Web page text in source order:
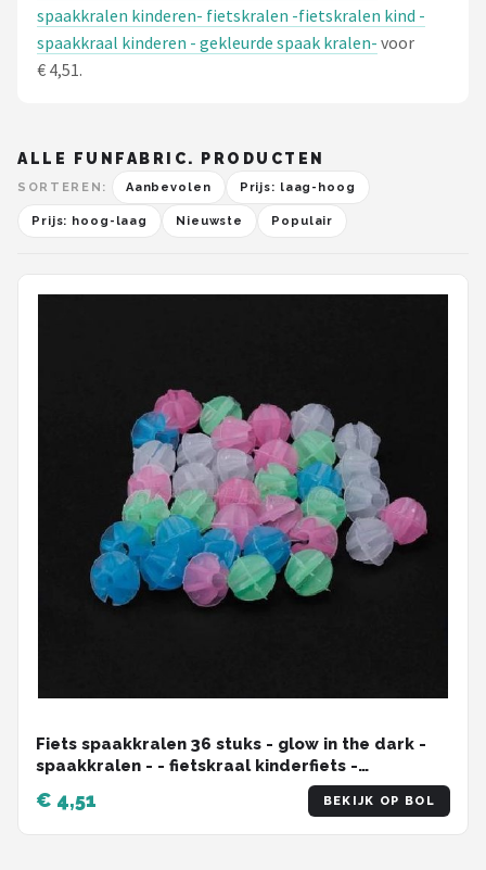
spaakkralen kinderen- fietskralen -fietskralen kind -
spaakkraal kinderen - gekleurde spaak kralen- voor
€ 4,51.
ALLE FUNFABRIC. PRODUCTEN
SORTEREN: Aanbevolen Prijs: laag-hoog
Prijs: hoog-laag Nieuwste Populair
Fiets spaakkralen 36 stuks - glow in the dark -
spaakkralen - - fietskraal kinderfiets -
spaakkralen voor een kinderfiets- spaakkralen
kinderen- fietskralen -fietskralen kind -
spaakkraal kinderen - gekleurde spaak kralen-
€ 4,51 BEKIJK OP BOL